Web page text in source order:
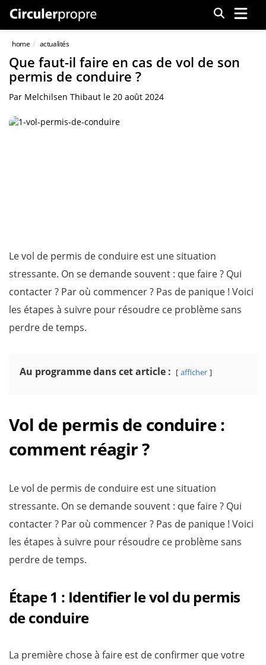
Menu
home actualités
Que faut-il faire en cas de vol de son
permis de conduire ?
Par Melchilsen Thibaut le 20 août 2024
Le vol de permis de conduire est une situation
stressante. On se demande souvent : que faire ? Qui
contacter ? Par où commencer ? Pas de panique ! Voici
les étapes à suivre pour résoudre ce problème sans
perdre de temps.
Au programme dans cet article : afficher
Vol de permis de conduire :
comment réagir ?
Le vol de permis de conduire est une situation
stressante. On se demande souvent : que faire ? Qui
contacter ? Par où commencer ? Pas de panique ! Voici
les étapes à suivre pour résoudre ce problème sans
perdre de temps.
Étape 1 : Identifier le vol du permis
de conduire
La première chose à faire est de confirmer que votre